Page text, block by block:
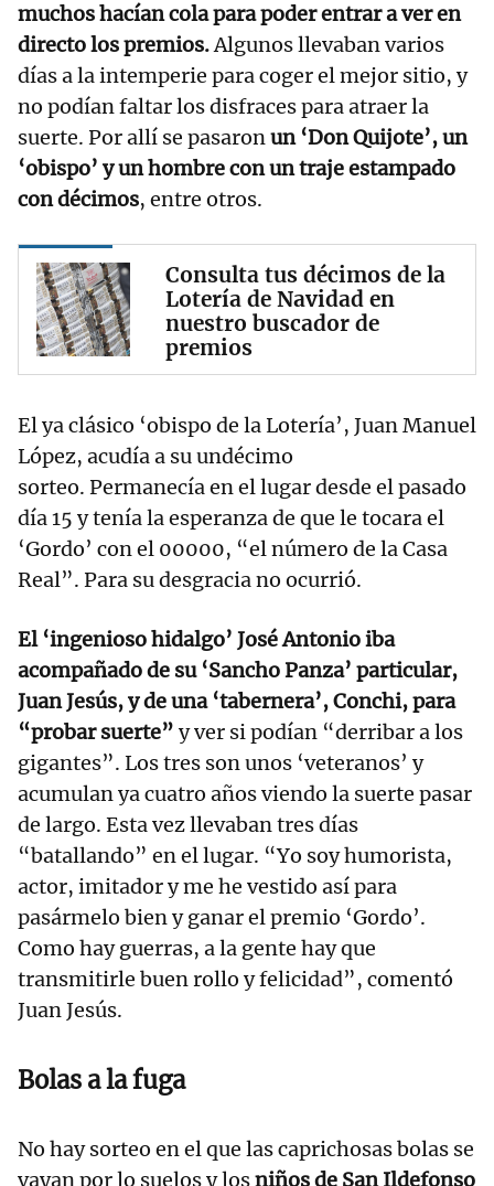
muchos hacían cola para poder entrar a ver en
directo los premios.Algunos llevaban varios
días a la intemperie para coger el mejor sitio, y
no podían faltar los disfraces para atraer la
suerte. Por allí se pasaronun ‘Don Quijote’, un
‘obispo’ y un hombre con un traje estampado
con décimos, entre otros.
Consulta tus décimos de la
Lotería de Navidad en
nuestro buscador de
premios
El ya clásico ‘obispo de la Lotería’, Juan Manuel
López, acudía a su undécimo
sorteo. Permanecía en el lugar desde el pasado
día 15 y tenía la esperanza de que le tocara el
‘Gordo’ con el 00000, “el número de la Casa
Real”. Para su desgracia no ocurrió.
El ‘ingenioso hidalgo’ José Antonio iba
acompañado de su ‘Sancho Panza’ particular,
Juan Jesús, y de una ‘tabernera’, Conchi, para
“probar suerte” y ver si podían “derribar a los
gigantes”. Los tres son unos ‘veteranos’ y
acumulan ya cuatro años viendo la suerte pasar
de largo. Esta vez llevaban tres días
“batallando” en el lugar. “Yo soy humorista,
actor, imitador y me he vestido así para
pasármelo bien y ganar el premio ‘Gordo’.
Como hay guerras, a la gente hay que
transmitirle buen rollo y felicidad”, comentó
Juan Jesús.
Bolas a la fuga
No hay sorteo en el que las caprichosas bolas se
vayan por lo suelos y losniños de San Ildefonso